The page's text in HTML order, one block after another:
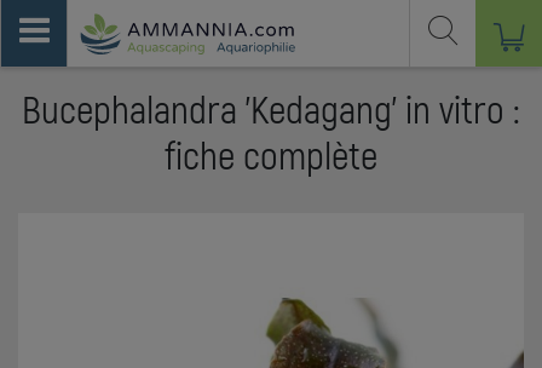
Bucephalandra 'Kedagang' in vitro :
fiche complète